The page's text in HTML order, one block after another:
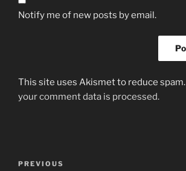
Notify me of new posts by email.
This site uses Akismet to reduce spam.
your comment data is processed.
Previous
PREVIOUS